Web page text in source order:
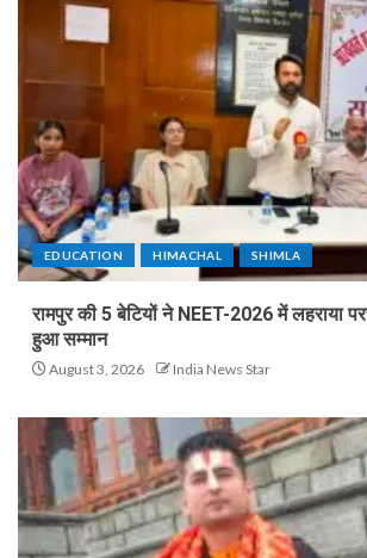
EDUCATION HIMACHAL SHIMLA
रामपुर की 5 बेटियों ने NEET-2026 में लहराया
हुआ सम्मान
August 3, 2026 India News Star